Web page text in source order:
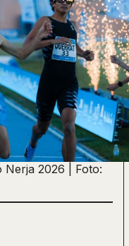
Nerja 2026 | Foto: